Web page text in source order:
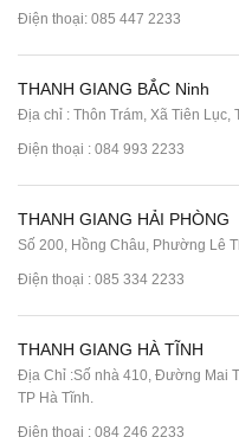
Điện thoại: 085 447 2233
THANH GIANG BẮC Ninh
Địa chỉ : Thôn Trám, Xã Tiên Lục,
Điện thoại : 084 993 2233
THANH GIANG HẢI PHÒNG
Số 200, Hồng Châu, Phường Lê
Điện thoại : 085 334 2233
THANH GIANG HÀ TĨNH
Địa Chỉ :Số nhà 410, Đường Mai
TP Hà Tĩnh.
Điện thoại : 084 246 2233